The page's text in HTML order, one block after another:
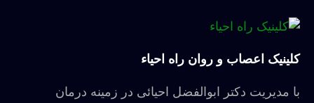
کلینیک اعصاب و روان راه احیاء
با مدیریت دکتر ابوالفضل احیائی در زمینه درمان